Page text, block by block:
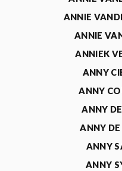
ANNIE
ANNIE
ANNIEK
ANNY
ANNY
ANNY
ANNY
ANNY
ANNY